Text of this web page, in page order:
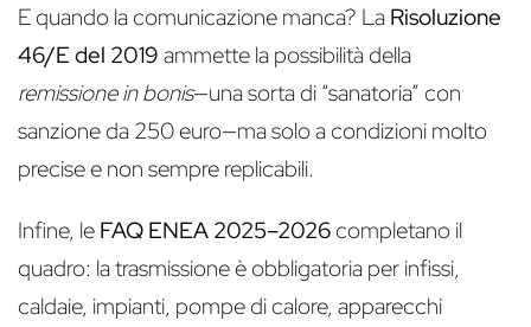
E quando la comunicazione manca? La Risoluzione
46/E del 2019 ammette la possibilità della
remissione in bonis—una sorta di “sanatoria” con
sanzione da 250 euro—ma solo a condizioni molto
precise e non sempre replicabili.
Infine, le FAQ ENEA 2025–2026completano il
quadro: la trasmissione è obbligatoria per infissi,
caldaie, impianti, pompe di calore, apparecchi